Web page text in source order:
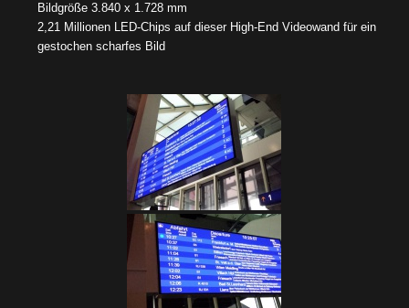
Bildgröße 3.840 x 1.728 mm
2,21 Millionen LED-Chips auf dieser High-End Videowand für ein
gestochen scharfes Bild